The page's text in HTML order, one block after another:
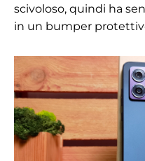
scivoloso, quindi ha
in un bumper